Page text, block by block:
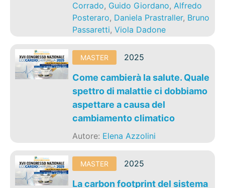
Corrado, Guido Giordano,Alfredo
Posteraro, Daniela Prastraller, Bruno
Passaretti,Viola Dadone
MASTER 2025
Come cambierà la salute. Quale
spettro di malattie ci dobbiamo
aspettare a causa del
cambiamento climatico
Autore: Elena Azzolini
MASTER 2025
La carbon footprint del sistema